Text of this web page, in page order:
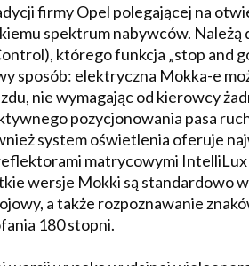
firmy Opel polegającej na
spektrum nabywców. Należą
którego funkcja „stop and
sposób: elektryczna Mokka-e
nie wymagając od kierowcy
pozycjonowania pasa
system oświetlenia oferuje
matrycowymi
wersje Mokki są standardowo
a także rozpoznawanie
180 stopni.